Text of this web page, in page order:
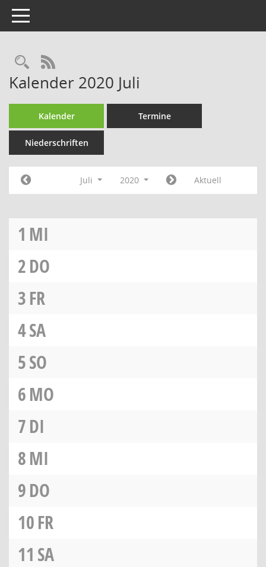
Toggle navigation
RSS-Feed
Kalender 2020 Juli
Kalender Termine
Niederschriften
Juli 2020 Aktuell
1 MI
2DO
3FR
4SA
5SO
6MO
7DI
8MI
9DO
10FR
11 SA